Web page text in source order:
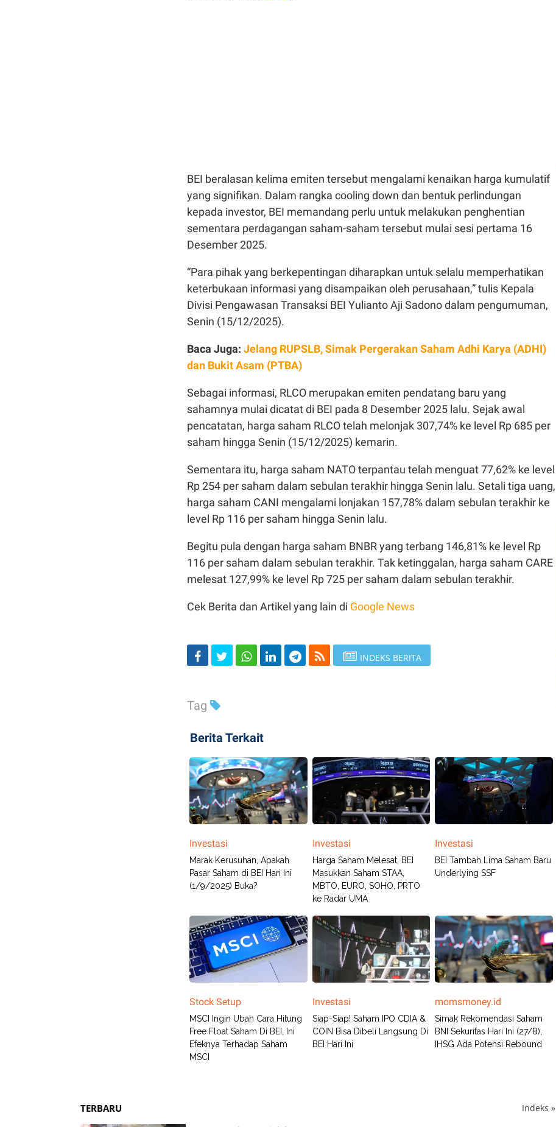
BEI beralasan kelima emiten tersebut mengalami kenaikan harga kumulatif
yang signifikan. Dalam rangka cooling down dan bentuk perlindungan
kepada investor, BEI memandang perlu untuk melakukan penghentian
sementara perdagangan saham-saham tersebut mulai sesi pertama 16
Desember 2025.
“Para pihak yang berkepentingan diharapkan untuk selalu memperhatikan
keterbukaan informasi yang disampaikan oleh perusahaan,” tulis Kepala
Divisi Pengawasan Transaksi BEI Yulianto Aji Sadono dalam pengumuman,
Senin (15/12/2025).
Baca Juga: Jelang RUPSLB, Simak Pergerakan Saham Adhi Karya (ADHI)
dan Bukit Asam (PTBA)
Sebagai informasi, RLCO merupakan emiten pendatang baru yang
sahamnya mulai dicatat di BEI pada 8 Desember 2025 lalu. Sejak awal
pencatatan, harga saham RLCO telah melonjak 307,74% ke level Rp 685 per
saham hingga Senin (15/12/2025) kemarin.
Sementara itu, harga saham NATO terpantau telah menguat 77,62% ke level
Rp 254 per saham dalam sebulan terakhir hingga Senin lalu. Setali tiga uang,
harga saham CANI mengalami lonjakan 157,78% dalam sebulan terakhir ke
level Rp 116 per saham hingga Senin lalu.
Begitu pula dengan harga saham BNBR yang terbang 146,81% ke level Rp
116 per saham dalam sebulan terakhir. Tak ketinggalan, harga saham CARE
melesat 127,99% ke level Rp 725 per saham dalam sebulan terakhir.
Cek Berita dan Artikel yang lain di Google News
INDEKS BERITA
Tag
Berita Terkait
Investasi
Marak Kerusuhan, Apakah
Pasar Saham di BEI Hari Ini
(1/9/2025) Buka?
Investasi
Harga Saham Melesat, BEI
Masukkan Saham STAA,
MBTO, EURO, SOHO, PRTO
ke Radar UMA
Investasi
BEI Tambah Lima Saham Baru
Underlying SSF
Stock Setup
MSCI Ingin Ubah Cara Hitung
Free Float Saham Di BEI, Ini
Efeknya Terhadap Saham
MSCI
Investasi
Siap-Siap! Saham IPO CDIA &
COIN Bisa Dibeli Langsung Di
BEI Hari Ini
momsmoney.id
Simak Rekomendasi Saham
BNI Sekuritas Hari Ini (27/8),
IHSG Ada Potensi Rebound
TERBARU Indeks »